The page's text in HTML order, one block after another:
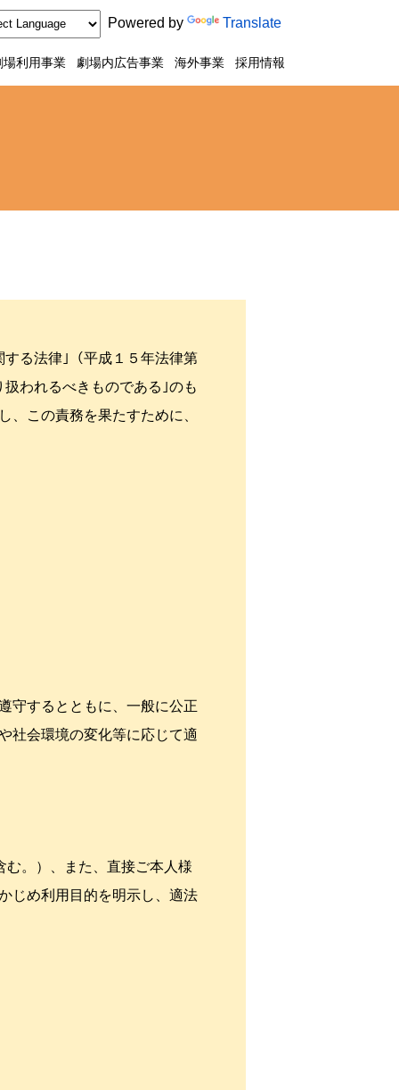
場利用事業 劇場内広告事業 海外事業 採用情報
Powered by Translate
る法律｣（平成１５年法律第
われるべきものである｣のも
、この責務を果たすために、
守するとともに、一般に公正
社会環境の変化等に応じて適
。）、また、直接ご本人様
じめ利用目的を明示し、適法